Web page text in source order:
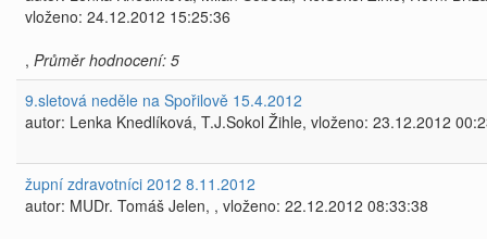
vloženo: 24.12.2012 15:25:36
, Průměr hodnocení: 5
9.sletová neděle na Spořilově 15.4.2012
autor: Lenka Knedlíková, T.J.Sokol Žihle, vloženo: 23.12.2012
župní zdravotníci 2012 8.11.2012
autor: MUDr. Tomáš Jelen, , vloženo: 22.12.2012 08:33:38